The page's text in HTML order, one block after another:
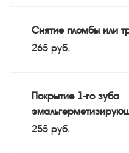
Снятие пломбы или
265 руб.
Покрытие 1-го зуба
255 руб.